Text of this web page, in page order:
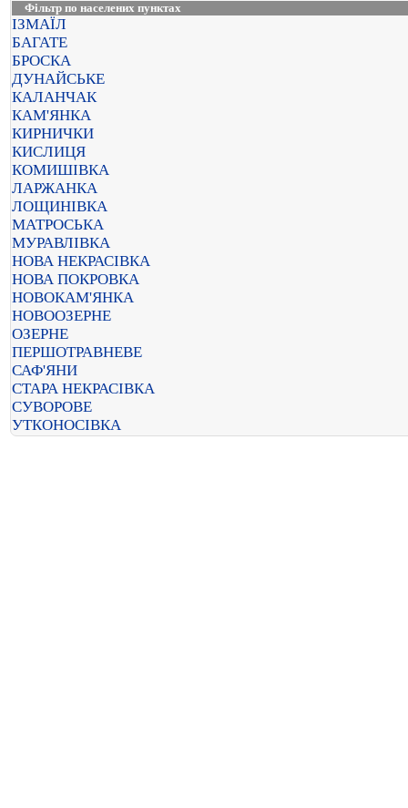
Фільтр по населених пунктах
ІЗМАЇЛ
БАГАТЕ
БРОСКА
ДУНАЙСЬКЕ
КАЛАНЧАК
КАМ'ЯНКА
КИРНИЧКИ
КИСЛИЦЯ
КОМИШІВКА
ЛАРЖАНКА
ЛОЩИНІВКА
МАТРОСЬКА
МУРАВЛІВКА
НОВА НЕКРАСІВКА
НОВА ПОКРОВКА
НОВОКАМ'ЯНКА
НОВООЗЕРНЕ
ОЗЕРНЕ
ПЕРШОТРАВНЕВЕ
САФ'ЯНИ
СТАРА НЕКРАСІВКА
СУВОРОВЕ
УТКОНОСІВКА